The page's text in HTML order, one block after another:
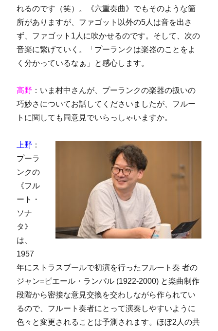
れるのです（笑）。《六重奏曲》でもそのような箇
所がありますが、ファゴット以外の5人は音を出さ
ず、ファゴット1人に吹かせるのです。そして、次の
音楽に繋げていく。「プーランクは楽器のことをよ
く分かっているなぁ」と感心します。
高野 ：いま村中さんが、プーランクの楽器の扱いの
巧妙さについてお話してくださいましたが、フルー
トに関しても同意見でいらっしゃいますか。
上野 ：
プーラ
ンクの
《フル
ート・
ソナ
タ》
は、
1957
年にストラスブールで初演を行ったフルート奏 者の
ジャン=ピエール・ランパル (1922-2000) と楽曲制作
段階から密接な意見交換を交わしながら作られてい
るので、フルート奏者にとって演奏しやすいように
色々と変更されることは予測されます。ほぼ2人の共